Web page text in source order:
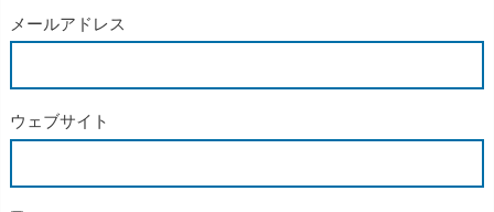
メールアドレス
ウェブサイト